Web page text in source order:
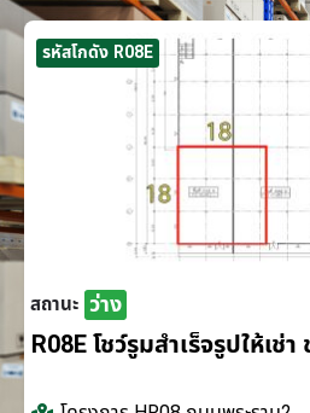
รหัสโกดัง R08E
สถานะ ว่าง
R08E โชว์รูมสำเร็จรูปให้เช่